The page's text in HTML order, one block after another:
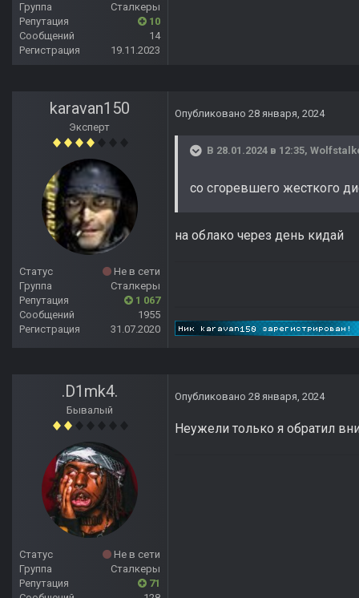
Группа
Сталкеры
Репутация
10
Сообщений
14
Регистрация
19.11.2023
karavan150
Эксперт
Статус
Не в сети
Группа
Сталкеры
Репутация
1 067
Сообщений
1955
Регистрация
31.07.2020
Опубликовано 28 января, 2024
В 28.01.2024 в 12:35,
со сгоревшего жесткого
на облако через день кидай
.D1mk4.
Бывалый
Статус
Не в сети
Группа
Сталкеры
Репутация
71
Опубликовано 28 января, 2024
Неужели только я обратил